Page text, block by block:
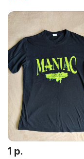
1 р.